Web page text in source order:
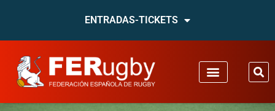
ENTRADAS-TICKETS